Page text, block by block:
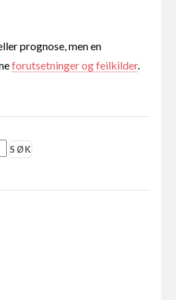
prognose, men en
forutsetninger og feilkilder.